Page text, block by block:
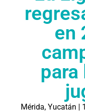
en
para
Mérida, Yucatán |